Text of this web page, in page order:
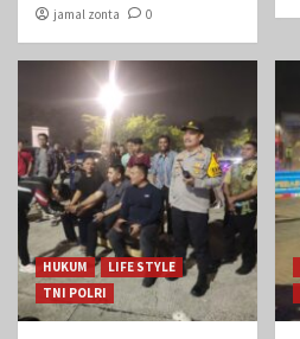
jamal zonta 0
HUKUM
LIFE STYLE
TNI POLRI